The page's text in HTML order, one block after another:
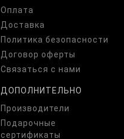
Оплата
Доставка
Политика безопасности
Договор оферты
Связаться с нами
ДОПОЛНИТЕЛЬНО
Производители
Подарочные
сертификаты